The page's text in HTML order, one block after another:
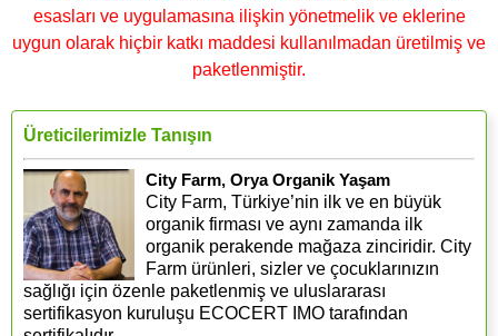
esasları ve uygulamasına ilişkin yönetmelik ve eklerine
uygun olarak hiçbir katkı maddesi kullanılmadan üretilmiş ve
paketlenmiştir.
Üreticilerimizle Tanışın
City Farm, Orya Organik Yaşam
City Farm, Türkiye’nin ilk ve en büyük
organik firması ve aynı zamanda ilk
organik perakende mağaza zinciridir. City
Farm ürünleri, sizler ve çocuklarınızın
sağlığı için özenle paketlenmiş ve uluslararası
sertifikasyon kuruluşu ECOCERT IMO tarafından